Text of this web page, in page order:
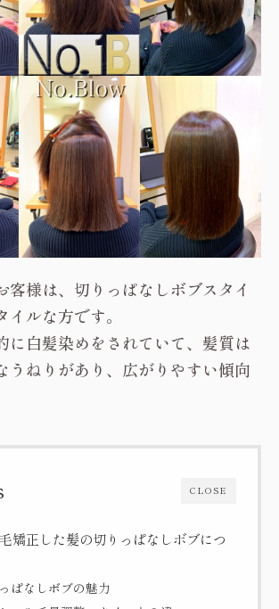
客様は、切りっぱなしボブスタイ
ルな方です。
に白髪染めをされていて、髪質は
うねりがあり、広がりやすい傾向
CLOSE
矯正した髪の切りっぱなしボブにつ
ぱなしボブの魅力